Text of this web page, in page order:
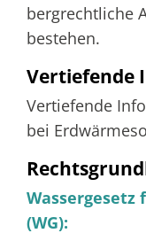
bergrechtliche
bestehen.
Vertiefende
Vertiefende
bei
(WG):